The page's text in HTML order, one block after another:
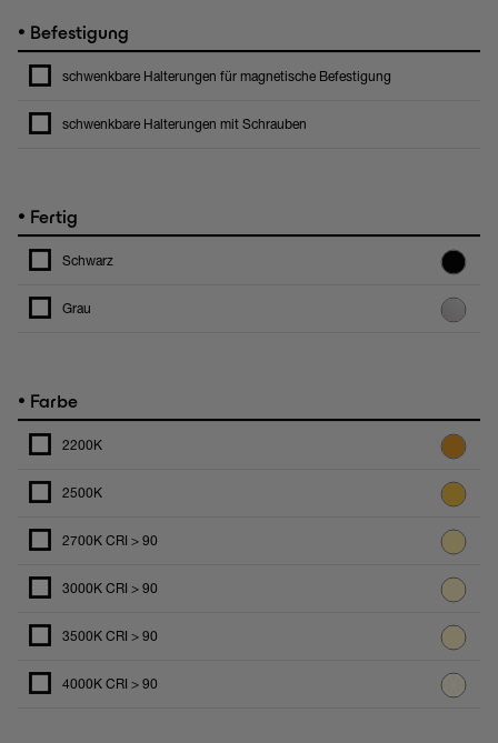
• Befestigung
schwenkbare Halterungen für magnetische Befestigung
schwenkbare Halterungen mit Schrauben
• Fertig
Schwarz
Grau
• Farbe
2200K
2500K
2700K CRI > 90
3000K CRI > 90
3500K CRI > 90
4000K CRI > 90